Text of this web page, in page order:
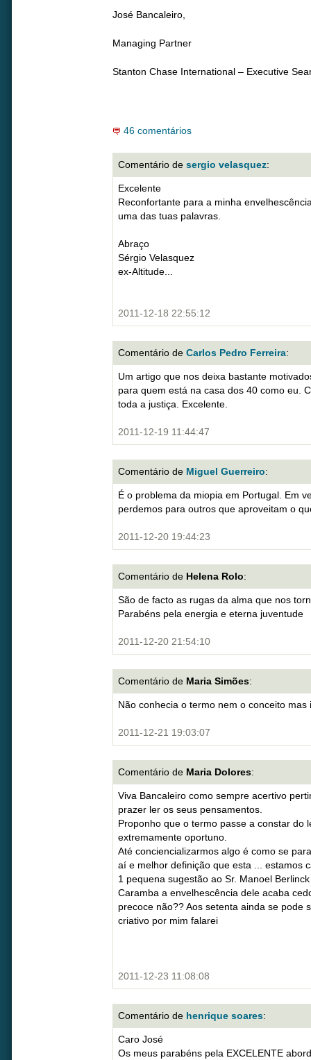
José Bancaleiro,
Managing Partner
Stanton Chase International – Executive
46 comentários
Comentário de sergio velasquez:
Excelente
Reconfortante para a minha
uma das tuas palavras.
Abraço
Sérgio Velasquez
ex-Altitude...
2011-12-18 22:55:12
Comentário de Carlos Pedro Ferreira:
Um artigo que nos deixa bastante
para quem está na casa dos 40 como eu.
toda a justiça. Excelente.
2011-12-19 11:44:47
Comentário de Miguel Guerreiro:
É o problema da miopia em Portugal. Em
perdemos para outros que aproveitam o
2011-12-20 19:44:23
Comentário de Helena Rolo:
São de facto as rugas da alma que nos
Parabéns pela energia e eterna juventude
2011-12-20 21:54:10
Comentário de Maria Simões:
Não conhecia o termo nem o conceito mas
2011-12-21 19:03:07
Comentário de Maria Dolores:
Viva Bancaleiro como sempre acertivo
prazer ler os seus pensamentos.
Proponho que o termo passe a constar do
extremamente oportuno.
Até conciencializarmos algo é como se
aí e melhor definição que esta ... estamos
1 pequena sugestão ao Sr. Manoel
Caramba a envelhescência dele acaba
precoce não?? Aos setenta ainda se pode
criativo por mim falarei
2011-12-23 11:08:08
Comentário de henrique soares:
Caro José
Os meus parabéns pela EXCELENTE